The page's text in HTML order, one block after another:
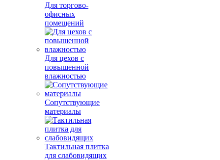
Для торгово-
офисных
помещений
Для цехов с
повышенной
влажностью
Сопутствующие
материалы
Тактильная плитка
для слабовидящих